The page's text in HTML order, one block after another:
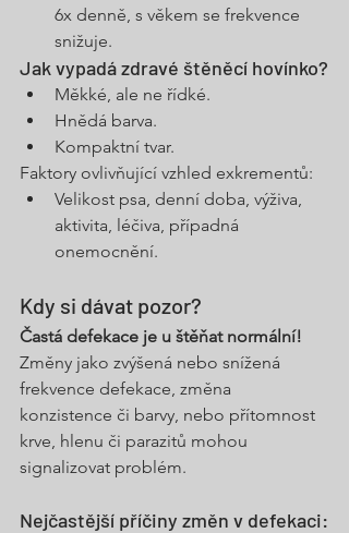
6x denně, s věkem se frekvence
snižuje.
Jak vypadá zdravé štěněcí hovínko?
Měkké, ale ne řídké.
Hnědá barva.
Kompaktní tvar.
Faktory ovlivňující vzhled exkrementů:
Velikost psa, denní doba, výživa,
aktivita, léčiva, případná
onemocnění.
Kdy si dávat pozor?
Častá defekace je u štěňat normální!
Změny jako zvýšená nebo snížená
frekvence defekace, změna
konzistence či barvy, nebo přítomnost
krve, hlenu či parazitů mohou
signalizovat problém.
Nejčastější příčiny změn v defekaci: